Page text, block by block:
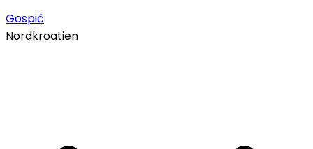
Gospić
Nordkroatien